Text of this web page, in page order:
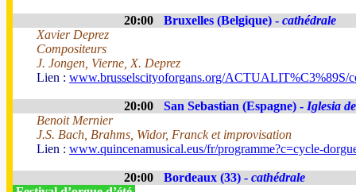
20:00 Bruxelles (Belgique) - cathédrale
Xavier Deprez
Compositeurs
J. Jongen, Vierne, X. Deprez
Lien : www.brusselscityoforgans.org/ACTUALIT%C3%89S/
20:00 San Sebastian (Espagne) - Iglesia
Benoit Mernier
J.S. Bach, Brahms, Widor, Franck et improvisation
Lien : www.quincenamusical.eus/fr/programme?c=cycle-
20:00 Bordeaux (33) - cathédrale